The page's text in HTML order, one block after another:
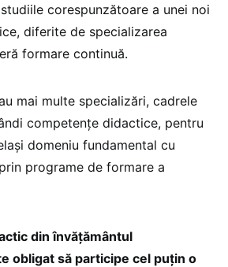
corespunzătoare a unei noi
diferite de specializarea
formare continuă.
mai multe specializări, cadrele
competențe didactice, pentru
domeniu fundamental cu
programe de formare a
din învățământul
obligat să participe cel puțin o